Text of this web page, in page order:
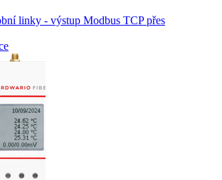
linky - výstup Modbus TCP přes